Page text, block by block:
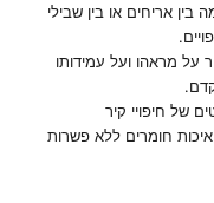
אריחים או בין שבילי
על מראהו ועל עמידותו
של חיפויי קיר
חומרים ללא פשרות